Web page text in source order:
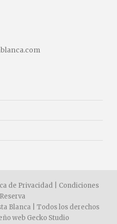
de Privacidad
Condiciones
Blanca | Todos los derechos
web Gecko Studio